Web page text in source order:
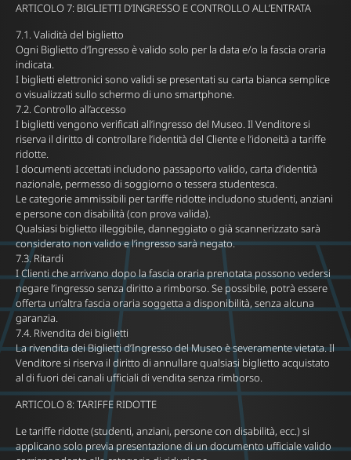
ARTICOLO 7: BIGLIETTI D’INGRESSO E CONTROLLO ALL’ENTRATA
7.1. Validità del biglietto
Ogni Biglietto d’Ingresso è valido solo per la data e/o la fascia oraria
indicata.
I biglietti elettronici sono validi se presentati su carta bianca semplice
o visualizzati sullo schermo di uno smartphone.
7.2. Controllo all’accesso
I biglietti vengono verificati all’ingresso del Museo. Il Venditore si
riserva il diritto di controllare l’identità del Cliente e l’idoneità a tariffe
ridotte.
I documenti accettati includono passaporto valido, carta d’identità
nazionale, permesso di soggiorno o tessera studentesca.
Le categorie ammissibili per tariffe ridotte includono studenti, anziani
e persone con disabilità (con prova valida).
Qualsiasi biglietto illeggibile, danneggiato o già scannerizzato sarà
considerato non valido e l’ingresso sarà negato.
7.3. Ritardi
I Clienti che arrivano dopo la fascia oraria prenotata possono vedersi
negare l’ingresso senza diritto a rimborso. Se possibile, potrà essere
offerta un’altra fascia oraria soggetta a disponibilità, senza alcuna
garanzia.
7.4. Rivendita dei biglietti
La rivendita dei Biglietti d’Ingresso del Museo è severamente vietata. Il
Venditore si riserva il diritto di annullare qualsiasi biglietto acquistato
al di fuori dei canali ufficiali di vendita senza rimborso.
ARTICOLO 8: TARIFFE RIDOTTE
Le tariffe ridotte (studenti, anziani, persone con disabilità, ecc.) si
applicano solo previa presentazione di un documento ufficiale valido